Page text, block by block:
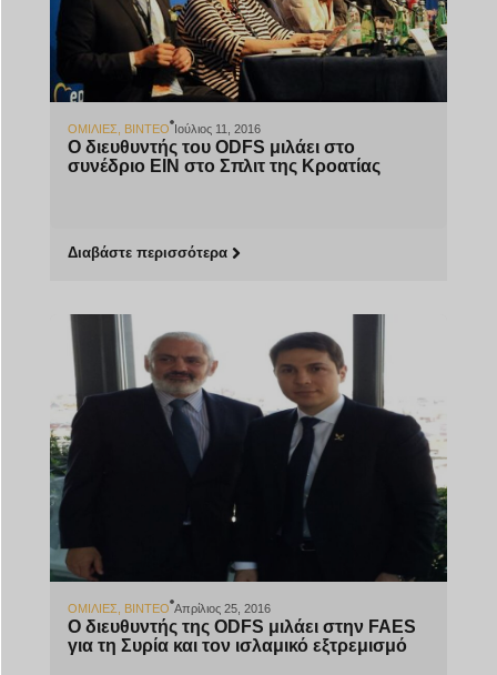
ΟΜΙΛΊΕΣ ΒΊΝΤΕΟ Ιούλιος 11, 2016
Ο διευθυντής του ODFS μιλάει στο
συνέδριο EIN στο Σπλιτ της Κροατίας
Διαβάστε περισσότερα
ΟΜΙΛΊΕΣ ΒΊΝΤΕΟ Απρίλιος 25, 2016
Ο διευθυντής της ODFS μιλάει στην FAES
για τη Συρία και τον ισλαμικό εξτρεμισμό